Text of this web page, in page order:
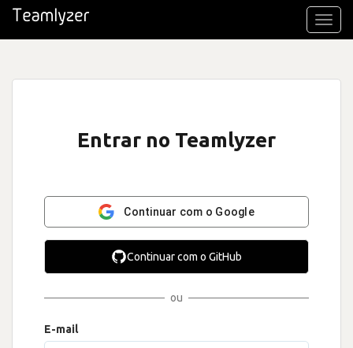
Entrar no Teamlyzer
Continuar com o Google
Continuar com o GitHub
ou
E-mail